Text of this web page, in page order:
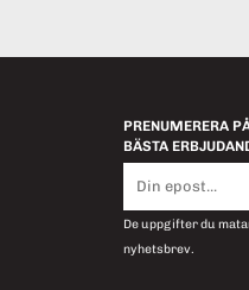
PRENUMERERA
BÄSTA
postadress
De uppgifter du
nyhetsbrev.